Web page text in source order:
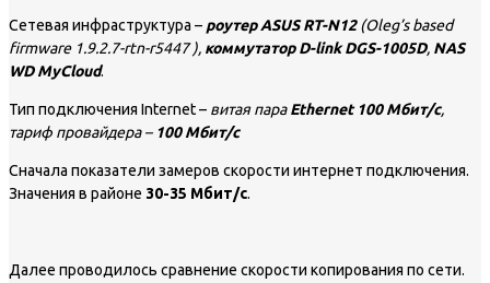
Сетевая инфраструктура – роутер ASUS RT-N12(Oleg’s based
firmware 1.9.2.7-rtn-r5447 ), коммутатор D-link DGS-1005D, NAS
WD MyCloud.
Тип подключения Internet – витая параEthernet 100 Мбит/с,
тариф провайдера – 100 Мбит/с
Сначала показатели замеров скорости интернет подключения.
Значения в районе 30-35 Мбит/с.
Далее проводилось сравнение скорости копирования по сети.